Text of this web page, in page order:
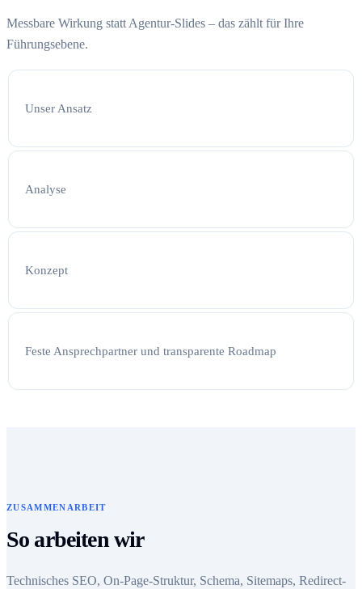
Messbare Wirkung statt Agentur-Slides – das zählt für Ihre
Führungsebene.
Unser Ansatz
Analyse
Konzept
Feste Ansprechpartner und transparente Roadmap
ZUSAMMENARBEIT
So arbeiten wir
Technisches SEO, On-Page-Struktur, Schema, Sitemaps, Redirect-